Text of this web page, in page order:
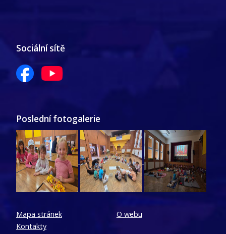
Sociální sítě
Poslední fotogalerie
Mapa stránek
Kontakty
O webu